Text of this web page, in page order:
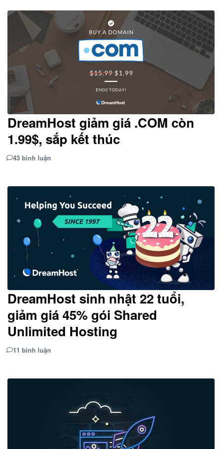
DreamHost giảm giá .COM còn
1.99$, sắp kết thúc
43 bình luận
DreamHost sinh nhật 22 tuổi,
giảm giá 45% gói Shared
Unlimited Hosting
11 bình luận